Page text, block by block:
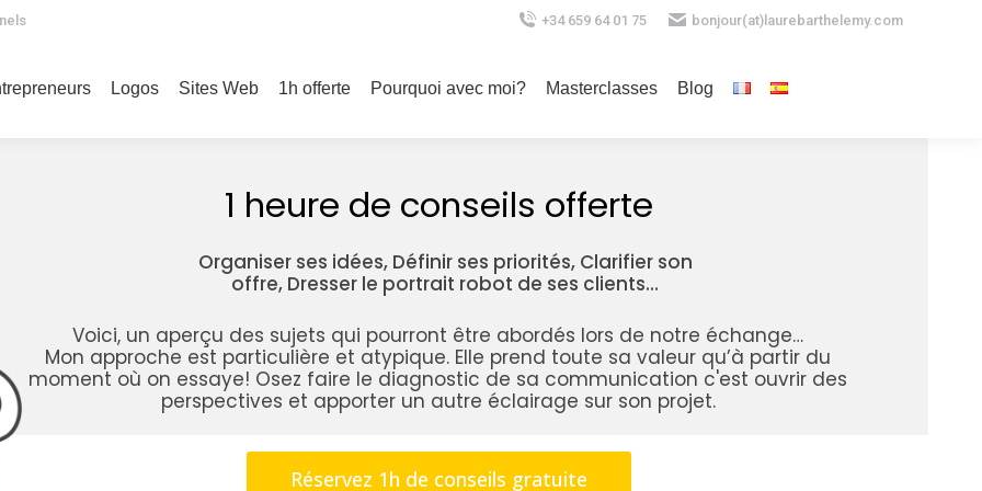
+34 659 64 01 75 bonjour(at)laurebarthelemy.com
Logos Sites Web 1h offerte Pourquoi avec moi? Masterclasses Blog
Voici, un aperçu des sujets qui pourront être abordés lors de notre échange…
Mon approche est particulière et atypique. Elle prend toute sa valeur qu’à partir du
moment où on essaye! Osez faire le diagnostic de sa communication c'est ouvrir des
perspectives et apporter un autre éclairage sur son projet.
1 heure de conseils offerte
Organiser ses idées, Définir ses priorités, Clarifier son
offre, Dresser le portrait robot de ses clients…
Réservez 1h de conseils gratuite